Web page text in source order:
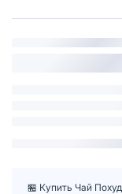
🏪 Купить Чай